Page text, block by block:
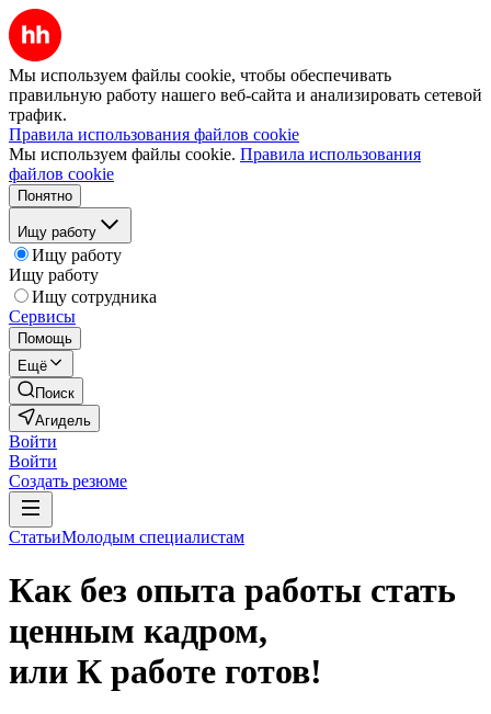
Мы используем файлы cookie, чтобы обеспечивать
правильную работу нашего веб-сайта и анализировать сетевой
трафик.
Правила использования файлов cookie
Мы используем файлы cookie. Правила использования
файлов cookie
Понятно
Ищу работу
Ищу работу
Ищу работу
Ищу сотрудника
Сервисы
Помощь
Ещё
Поиск
Агидель
Войти
Войти
Создать резюме
СтатьиМолодым специалистам
Как без опыта работы стать
ценным кадром,
или К работе готов!